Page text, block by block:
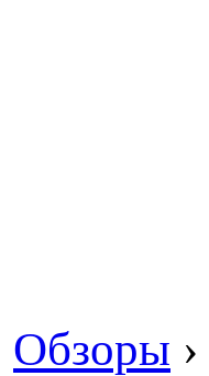
Обзоры ›